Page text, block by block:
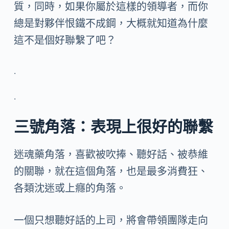
質，同時，如果你屬於這樣的領導者，而你
總是對夥伴恨鐵不成鋼，大概就知道為什麼
這不是個好聯繫了吧？
.
.
三號角落：表現上很好的聯繫
迷魂藥角落，喜歡被吹捧、聽好話、被恭維
的關聯，就在這個角落，也是最多消費狂、
各類沈迷或上癮的角落。
一個只想聽好話的上司，將會帶領團隊走向